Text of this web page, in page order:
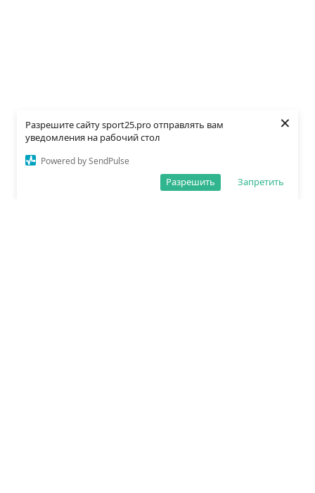
Разрешите сайту sport25.pro отправлять вам
уведомления на рабочий стол
Powered by SendPulse
Запретить
Разрешить
×